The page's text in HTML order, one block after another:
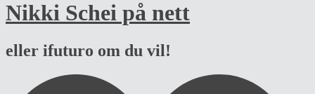
Nikki Schei på nett
eller ifuturo om du vil!